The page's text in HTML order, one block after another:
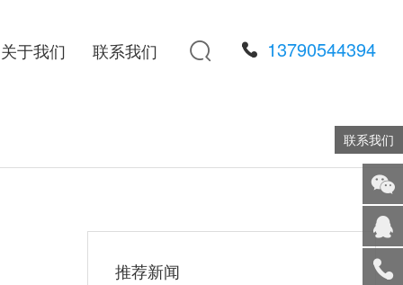
13790544394

关于我们 联系我们
联系我们
推荐新闻
添加
微信
在线
客服